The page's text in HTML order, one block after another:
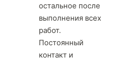
остальное после
выполнения всех
работ.
Постоянный
контакт и